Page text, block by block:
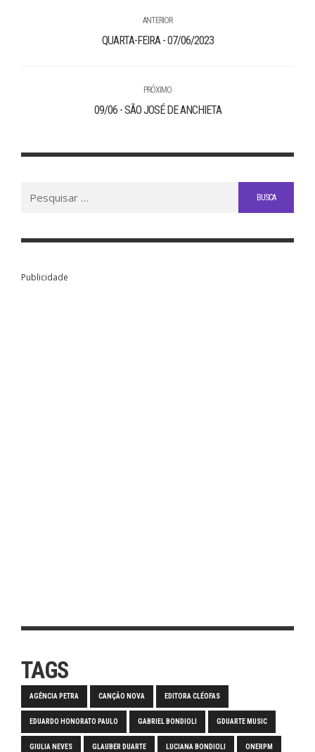
ANTERIOR
QUARTA-FEIRA - 07/06/2023
PRÓXIMO
09/06 - SÃO JOSÉ DE ANCHIETA
Publicidade
TAGS
AGÊNCIA PETRA CANÇÃO NOVA EDITORA CLÉOFAS
EDUARDO HONORATO PAULO GABRIEL BONDIOLI GDUARTE MUSIC
GIULIA NEVES GLAUBER DUARTE LUCIANA BONDIOLI ONERPM